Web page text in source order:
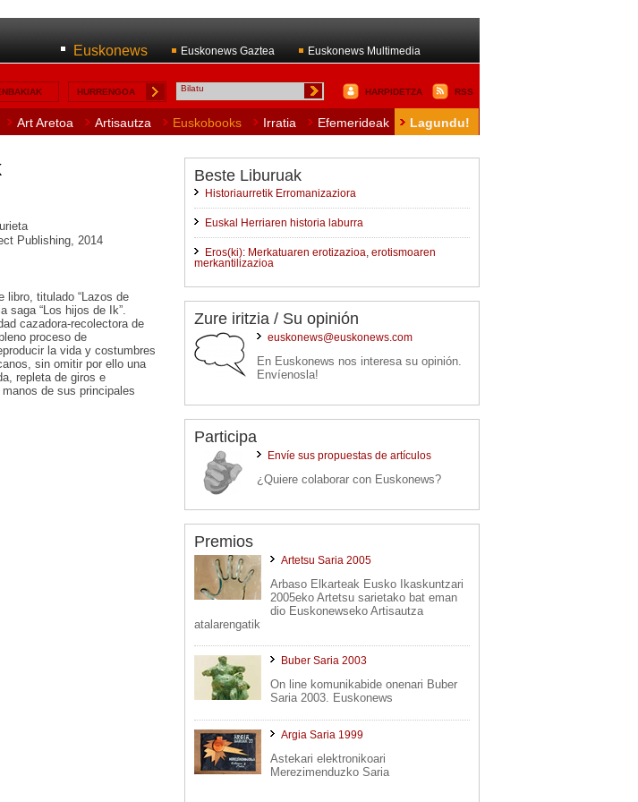
Euskonews Euskonews Gaztea Euskonews Multimedia
HURRENGOA HARPIDETZA RSS
Art Aretoa Artisautza Euskobooks Irratia Efemerideak Lagundu!
Publishing, 2014
libro, titulado “Lazos de
saga “Los hijos de Ik”.
cazadora-recolectora de
proceso de
la vida y costumbres
sin omitir por ello una
repleta de giros e
de sus principales
Beste Liburuak
Historiaurretik Erromanizaziora
Euskal Herriaren historia laburra
Eros(ki): Merkatuaren erotizazioa, erotismoaren
merkantilizazioa
Zure iritzia / Su opinión
euskonews@euskonews.com
En Euskonews nos interesa su opinión.
Envíenosla!
Participa
Envíe sus propuestas de artículos
¿Quiere colaborar con Euskonews?
Premios
Artetsu Saria 2005
Arbaso Elkarteak Eusko Ikaskuntzari
2005eko Artetsu sarietako bat eman
dio Euskonewseko Artisautza
atalarengatik
Buber Saria 2003
On line komunikabide onenari Buber
Saria 2003. Euskonews
Argia Saria 1999
Astekari elektronikoari
Merezimenduzko Saria